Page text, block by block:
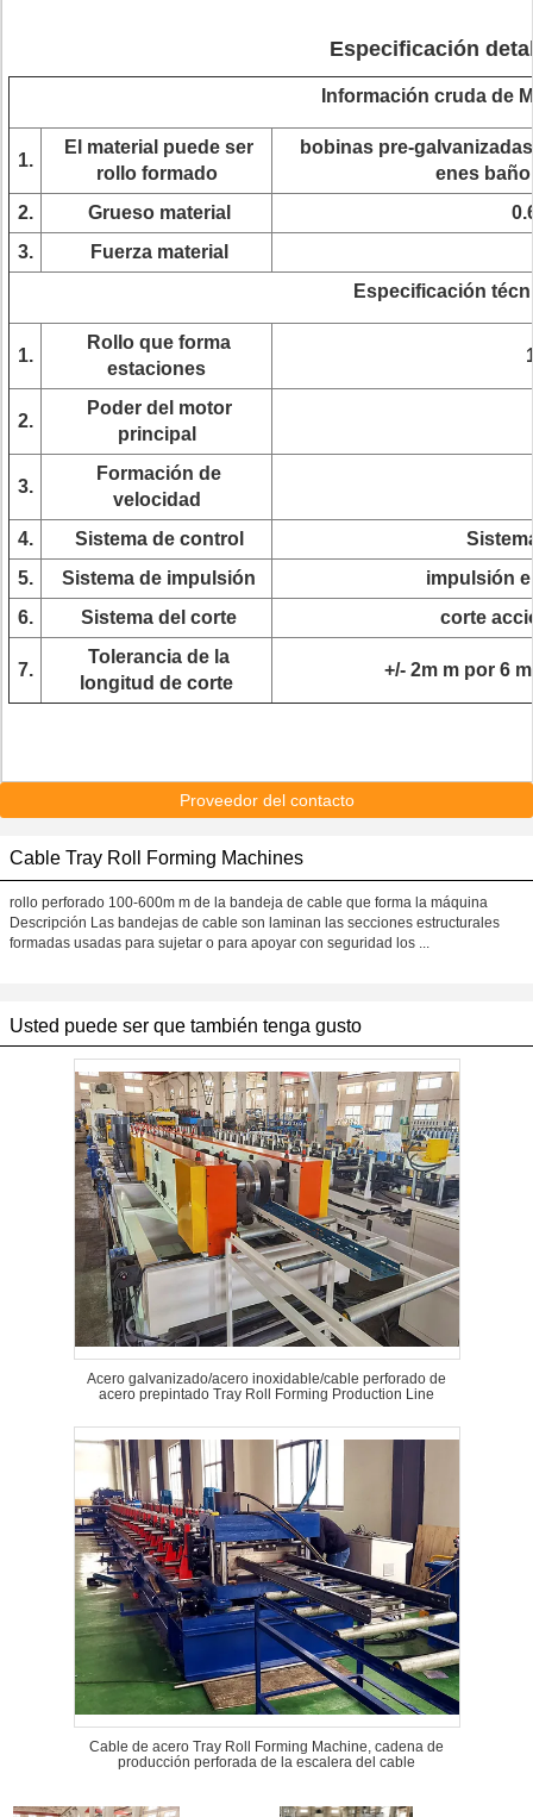
Especificación
Información cruda de
1.
El material puede ser
rollo formado
bobinas pre-
enes
2.
Grueso material
3.
Fuerza material
Especificación
1.
Rollo que forma
estaciones
2.
Poder del motor
principal
3.
Formación de
velocidad
4.
Sistema de control
5.
Sistema de impulsión
impulsión
6.
Sistema del corte corte
7.
Tolerancia de la
longitud de corte
+/- 2m m por 6
Proveedor del contacto
Cable Tray Roll Forming Machines
rollo perforado 100-600m m de la bandeja de cable que forma la máquina
Descripción Las bandejas de cable son laminan las secciones estructurales
formadas usadas para sujetar o para apoyar con seguridad los ...
Usted puede ser que también tenga gusto
Acero galvanizado/acero inoxidable/cable perforado de
acero prepintado Tray Roll Forming Production Line
Cable de acero Tray Roll Forming Machine, cadena de
producción perforada de la escalera del cable